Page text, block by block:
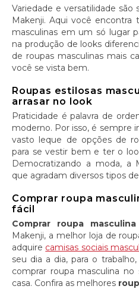
Variedade e versatilidade são
Makenji. Aqui você encontra
masculinas em um só lugar
na produção de looks
de roupas masculinas mais
você se vista bem.
Roupas estilosas
arrasar no look
Praticidade é palavra de
moderno. Por isso, é sempre
vasto leque de opções de
para se vestir bem e ter o
Democratizando a moda, a
que agradam diversos tipos
Comprar roupa
fácil
Comprar roupa masculina
Makenji, a melhor loja de
adquire camisas sociais
seu dia a dia, para o
comprar roupa masculina
casa. Confira as melhores